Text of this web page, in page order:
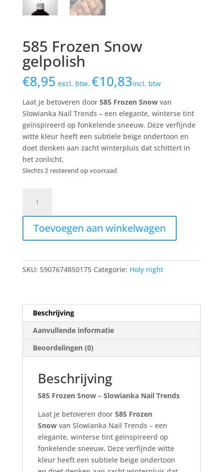
585 Frozen Snow
gelpolish
€8,95 excl. btw. €10,83incl. btw
Laat je betoveren door 585 Frozen Snowvan
Slowianka Nail Trends – een elegante, winterse tint
geïnspireerd op fonkelende sneeuw. Deze verfijnde
witte kleur heeft een subtiele beige ondertoon en
doet denken aan zacht winterpluis dat schittert in
het zonlicht.
Slechts 2 resterend op voorraad
Frozen
Snow
gelpolish
aantal
Toevoegen aan winkelwagen
SKU: 5907674850175 Categorie: Holy night
Beschrijving
Aanvullende informatie
Beoordelingen (0)
Beschrijving
585 Frozen Snow – Slowianka Nail Trends
Laat je betoveren door 585 Frozen
Snowvan Slowianka Nail Trends – een
elegante, winterse tint geïnspireerd op
fonkelende sneeuw. Deze verfijnde witte
kleur heeft een subtiele beige ondertoon